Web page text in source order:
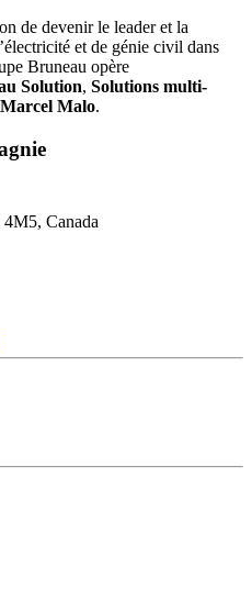
de devenir le leader et la
et de génie civil dans
Bruneau opère
Solution, Solutions multi-
Malo.
Canada